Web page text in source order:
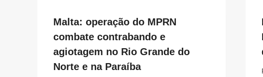
Malta: operação do MPRN
combate contrabando e
agiotagem no Rio Grande do
Norte e na Paraíba